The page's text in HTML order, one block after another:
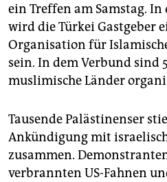
ein Treffen am Samstag.
wird die Türkei Gastgeber
Organisation für
sein. In dem Verbund sind
muslimische Länder
Tausende Palästinenser
Ankündigung mit
zusammen.
verbrannten US-Fahnen